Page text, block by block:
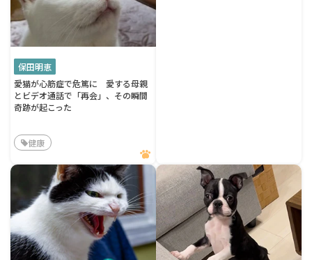
保田明恵
愛猫が心筋症で危篤に 愛する母親
とビデオ通話で「再会」、その瞬間
奇跡が起こった
健康